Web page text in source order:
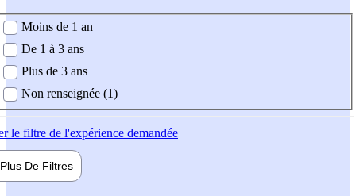
demandée
Moins de 1 an
De 1 à 3 ans
Plus de 3 ans
Non renseignée (1)
le filtre de l'expérience demandée
Plus De Filtres